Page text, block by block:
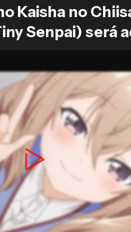
Kaisha no
Senpai) será